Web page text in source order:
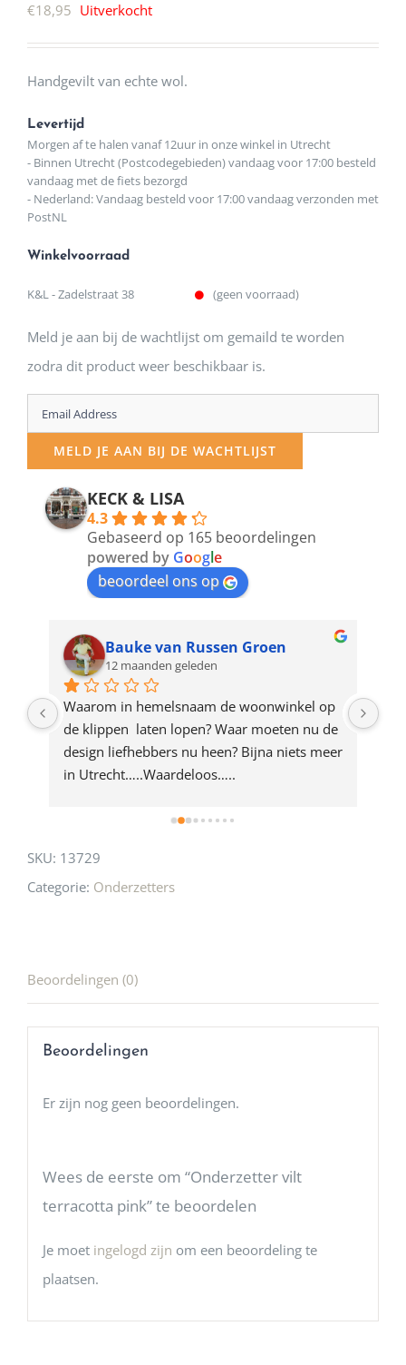
€18,95 Uitverkocht
Handgevilt van echte wol.
Levertijd
Morgen af te halen vanaf 12uur in onze winkel in Utrecht
- Binnen Utrecht (Postcodegebieden) vandaag voor 17:00 besteld
vandaag met de fiets bezorgd
- Nederland: Vandaag besteld voor 17:00 vandaag verzonden met
PostNL
Winkelvoorraad
K&L - Zadelstraat 38 (geen voorraad)
Meld je aan bij de wachtlijst om gemaild te worden
zodra dit product weer beschikbaar is.
Enter
your
email
address
product
MELD JE AAN BIJ DE WACHTLIJST
KECK & LISA
4.3
Gebaseerd op 165 beoordelingen
powered by Google
beoordeel ons op
Bauke van Russen Groen
12 maanden geleden
Waarom in hemelsnaam de woonwinkel op
de klippen  laten lopen? Waar moeten nu de
design liefhebbers nu heen? Bijna niets meer
in Utrecht…..Waardeloos…..
SKU: 13729
Categorie: Onderzetters
Beoordelingen (0)
Beoordelingen
Er zijn nog geen beoordelingen.
Wees de eerste om “Onderzetter vilt
terracotta pink” te beoordelen
Je moet ingelogd zijn om een beoordeling te
plaatsen.